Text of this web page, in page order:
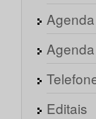
Editais